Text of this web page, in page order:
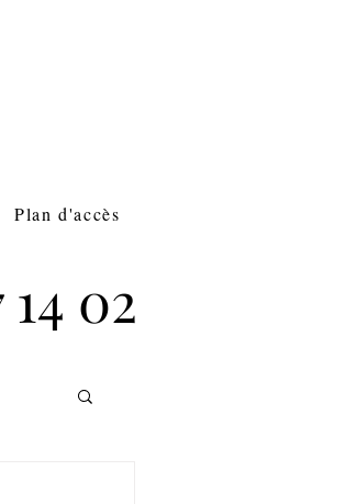
Plan d'accès
02